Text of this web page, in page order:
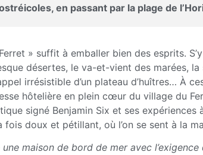
en passant par la plage de
» suffit à emballer bien des esprits.
désertes, le va-et-vient des marées,
irrésistible d’un plateau d’huîtres… À
hôtelière en plein cœur du village du
signé Benjamin Six et ses expériences
doux et pétillant, où l’on se sent à la
maison de bord de mer avec